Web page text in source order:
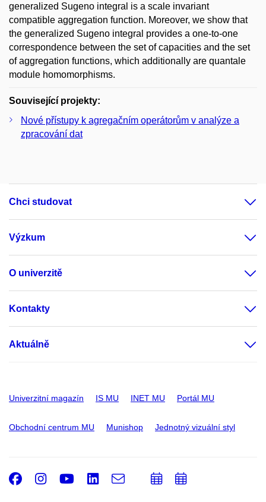
generalized Sugeno integral is a scale invariant
compatible aggregation function. Moreover, we show that
the generalized Sugeno integral provides a one-to-one
correspondence between the set of capacities and the set
of aggregation functions, which additionally are quantale
module homomorphisms.
Související projekty:
Nové přístupy k agregačním operátorům v analýze a
zpracování dat
Chci studovat
Výzkum
O univerzitě
Kontakty
Aktuálně
Univerzitní magazín IS MU INET MU Portál MU
Obchodní centrum MU Munishop Jednotný vizuální styl
Facebook
Instagram
Youtube
LinkedIn
e-
Email
PřidatPřidat